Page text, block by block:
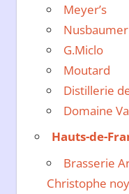
Meyer’s
G.Miclo
Moutard
Distillerie
Domaine
Hauts-de-
Brasserie
Christophe